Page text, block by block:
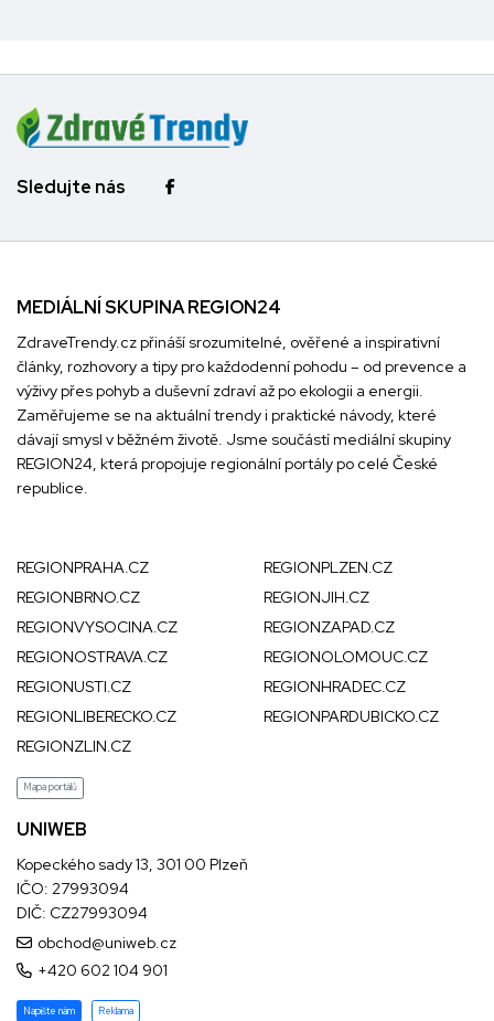
Sledujte nás
MEDIÁLNÍ SKUPINA REGION24
ZdraveTrendy.cz přináší srozumitelné, ověřené a inspirativní
články, rozhovory a tipy pro každodenní pohodu – od prevence a
výživy přes pohyb a duševní zdraví až po ekologii a energii.
Zaměřujeme se na aktuální trendy i praktické návody, které
dávají smysl v běžném životě. Jsme součástí mediální skupiny
REGION24, která propojuje regionální portály po celé České
republice.
REGIONPRAHA.CZ
REGIONPLZEN.CZ
REGIONBRNO.CZ
REGIONJIH.CZ
REGIONVYSOCINA.CZ
REGIONZAPAD.CZ
REGIONOSTRAVA.CZ
REGIONOLOMOUC.CZ
REGIONUSTI.CZ
REGIONHRADEC.CZ
REGIONLIBERECKO.CZ
REGIONPARDUBICKO.CZ
REGIONZLIN.CZ
Mapa portálů
UNIWEB
Kopeckého sady 13, 301 00 Plzeň
IČO: 27993094
DIČ: CZ27993094
obchod@uniweb.cz
+420 602 104 901
Napište nám Reklama